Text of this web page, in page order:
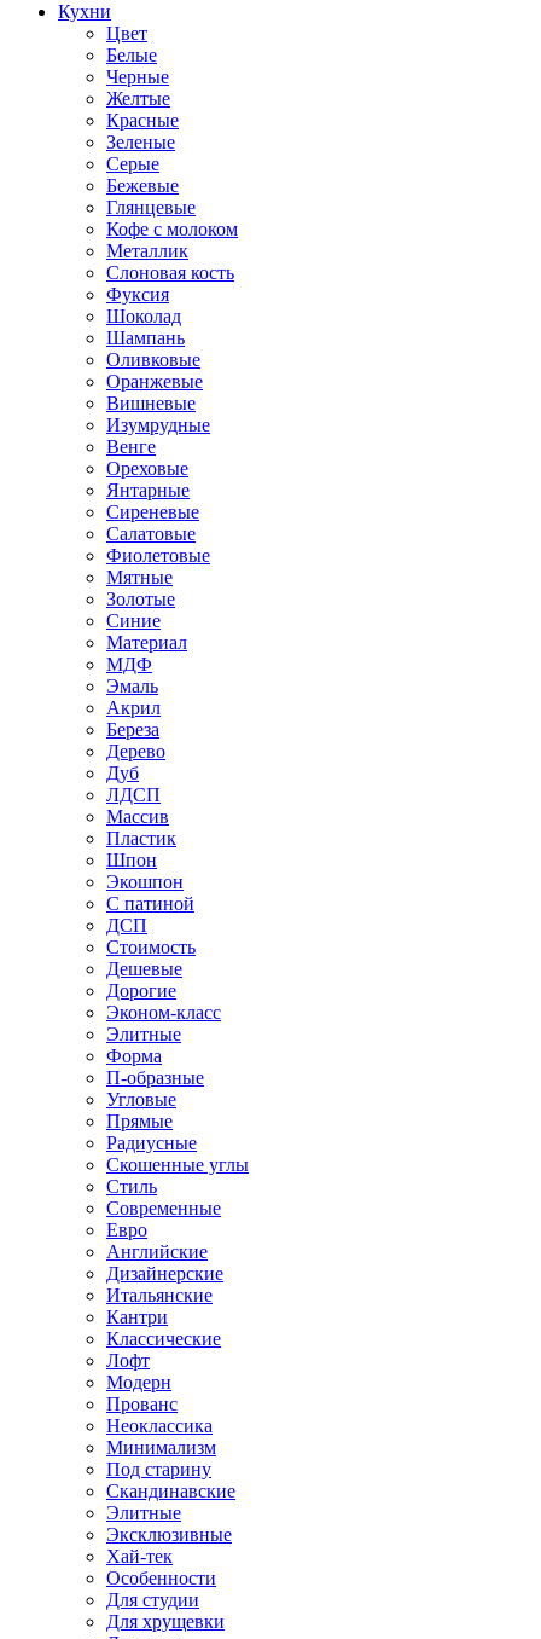
Кухни
Цвет
Белые
Черные
Желтые
Красные
Зеленые
Серые
Бежевые
Глянцевые
Кофе с молоком
Металлик
Слоновая кость
Фуксия
Шоколад
Шампань
Оливковые
Оранжевые
Вишневые
Изумрудные
Венге
Ореховые
Янтарные
Сиреневые
Салатовые
Фиолетовые
Мятные
Золотые
Синие
Материал
МДФ
Эмаль
Акрил
Береза
Дерево
Дуб
ЛДСП
Массив
Пластик
Шпон
Экошпон
С патиной
ДСП
Стоимость
Дешевые
Дорогие
Эконом-класс
Элитные
Форма
П-образные
Угловые
Прямые
Радиусные
Скошенные углы
Стиль
Современные
Евро
Английские
Дизайнерские
Итальянские
Кантри
Классические
Лофт
Модерн
Прованс
Неоклассика
Минимализм
Под старину
Скандинавские
Элитные
Эксклюзивные
Хай-тек
Особенности
Для студии
Для хрущевки